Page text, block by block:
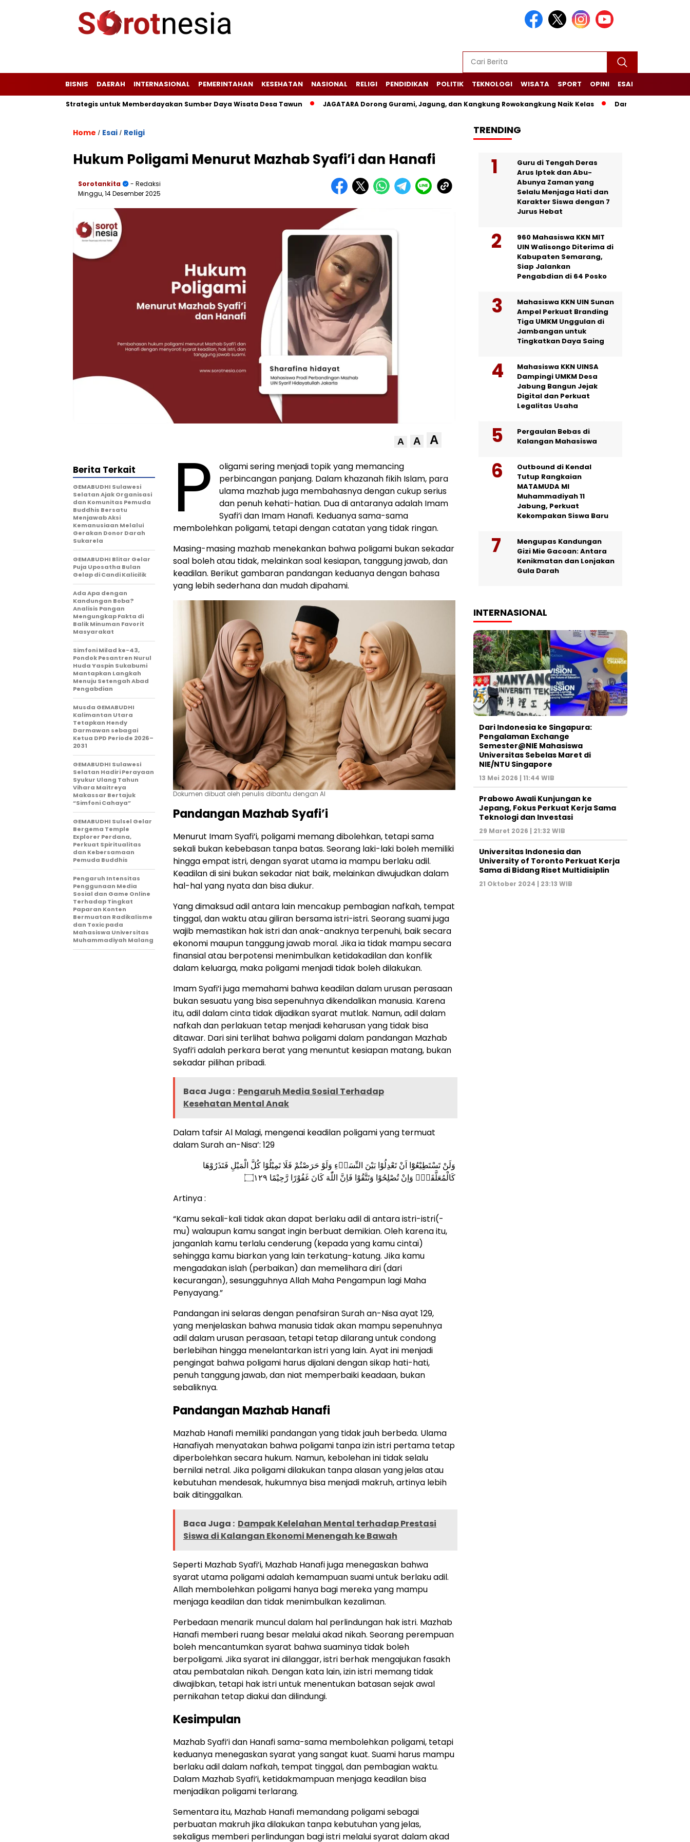
BISNIS DAERAH INTERNASIONAL PEMERINTAHAN KESEHATAN NASIONAL RELIGI PENDIDIKAN POLITIK TEKNOLOGI WISATA SPORT OPINI ESAI
Potensi Strategis untuk Memberdayakan Sumber Daya Wisata Desa Tawun JAGATARA Dorong Gurami, Jagung, dan Kangkung Rowokangkung Naik Kelas Dari Limbah Menjadi
Home / Esai / Religi
Hukum Poligami Menurut Mazhab Syafi’i dan Hanafi
Sorotankita
- Redaksi
Minggu, 14 Desember 2025
A A A
P
oligami sering menjadi topik yang memancing
perbincangan panjang. Dalam khazanah fikih Islam, para
ulama mazhab juga membahasnya dengan cukup serius
dan penuh kehati-hatian. Dua di antaranya adalah Imam
Syafi’i dan Imam Hanafi. Keduanya sama-sama
membolehkan poligami, tetapi dengan catatan yang tidak ringan.
Masing-masing mazhab menekankan bahwa poligami bukan sekadar
soal boleh atau tidak, melainkan soal kesiapan, tanggung jawab, dan
keadilan. Berikut gambaran pandangan keduanya dengan bahasa
yang lebih sederhana dan mudah dipahami.
Dokumen dibuat oleh penulis dibantu dengan AI
Pandangan Mazhab Syafi’i
Menurut Imam Syafi’i, poligami memang dibolehkan, tetapi sama
sekali bukan kebebasan tanpa batas. Seorang laki-laki boleh memiliki
hingga empat istri, dengan syarat utama ia mampu berlaku adil.
Keadilan di sini bukan sekadar niat baik, melainkan diwujudkan dalam
hal-hal yang nyata dan bisa diukur.
Yang dimaksud adil antara lain mencakup pembagian nafkah, tempat
tinggal, dan waktu atau giliran bersama istri-istri. Seorang suami juga
wajib memastikan hak istri dan anak-anaknya terpenuhi, baik secara
ekonomi maupun tanggung jawab moral. Jika ia tidak mampu secara
finansial atau berpotensi menimbulkan ketidakadilan dan konflik
dalam keluarga, maka poligami menjadi tidak boleh dilakukan.
Imam Syafi’i juga memahami bahwa keadilan dalam urusan perasaan
bukan sesuatu yang bisa sepenuhnya dikendalikan manusia. Karena
itu, adil dalam cinta tidak dijadikan syarat mutlak. Namun, adil dalam
nafkah dan perlakuan tetap menjadi keharusan yang tidak bisa
ditawar. Dari sini terlihat bahwa poligami dalam pandangan Mazhab
Syafi’i adalah perkara berat yang menuntut kesiapan matang, bukan
sekadar pilihan pribadi.
Baca Juga : Pengaruh Media Sosial Terhadap
Kesehatan Mental Anak
Dalam tafsir Al Malagi, mengenai keadilan poligami yang termuat
dalam Surah an-Nisa’: 129
وَلَنْ تَسْتَطِيْعُوْٓا اَنْ تَعْدِلُوْا بَيْنَ النِّسَاۤءِ وَلَوْ حَرَصْتُمْ فَلَا تَمِيْلُوْا كُلَّ الْمَيْلِ فَتَذَرُوْهَا
كَالْمُعَلَّقَةِۗ وَاِنْ تُصْلِحُوْا وَتَتَّقُوْا فَاِنَّ اللّٰهَ كَانَ غَفُوْرًا رَّحِيْمًا ۝١٢٩
Artinya :
“Kamu sekali-kali tidak akan dapat berlaku adil di antara istri-istri(-
mu) walaupun kamu sangat ingin berbuat demikian. Oleh karena itu,
janganlah kamu terlalu cenderung (kepada yang kamu cintai)
sehingga kamu biarkan yang lain terkatung-katung. Jika kamu
mengadakan islah (perbaikan) dan memelihara diri (dari
kecurangan), sesungguhnya Allah Maha Pengampun lagi Maha
Penyayang.”
Pandangan ini selaras dengan penafsiran Surah an-Nisa ayat 129,
yang menjelaskan bahwa manusia tidak akan mampu sepenuhnya
adil dalam urusan perasaan, tetapi tetap dilarang untuk condong
berlebihan hingga menelantarkan istri yang lain. Ayat ini menjadi
pengingat bahwa poligami harus dijalani dengan sikap hati-hati,
penuh tanggung jawab, dan niat memperbaiki keadaan, bukan
sebaliknya.
Pandangan Mazhab Hanafi
Mazhab Hanafi memiliki pandangan yang tidak jauh berbeda. Ulama
Hanafiyah menyatakan bahwa poligami tanpa izin istri pertama tetap
diperbolehkan secara hukum. Namun, kebolehan ini tidak selalu
bernilai netral. Jika poligami dilakukan tanpa alasan yang jelas atau
kebutuhan mendesak, hukumnya bisa menjadi makruh, artinya lebih
baik ditinggalkan.
Baca Juga : Dampak Kelelahan Mental terhadap Prestasi
Siswa di Kalangan Ekonomi Menengah ke Bawah
Seperti Mazhab Syafi’i, Mazhab Hanafi juga menegaskan bahwa
syarat utama poligami adalah kemampuan suami untuk berlaku adil.
Allah membolehkan poligami hanya bagi mereka yang mampu
menjaga keadilan dan tidak menimbulkan kezaliman.
Perbedaan menarik muncul dalam hal perlindungan hak istri. Mazhab
Hanafi memberi ruang besar melalui akad nikah. Seorang perempuan
boleh mencantumkan syarat bahwa suaminya tidak boleh
berpoligami. Jika syarat ini dilanggar, istri berhak mengajukan fasakh
atau pembatalan nikah. Dengan kata lain, izin istri memang tidak
diwajibkan, tetapi hak istri untuk menentukan batasan sejak awal
pernikahan tetap diakui dan dilindungi.
Kesimpulan
Mazhab Syafi’i dan Hanafi sama-sama membolehkan poligami, tetapi
keduanya menegaskan syarat yang sangat kuat. Suami harus mampu
berlaku adil dalam nafkah, tempat tinggal, dan pembagian waktu.
Dalam Mazhab Syafi’i, ketidakmampuan menjaga keadilan bisa
menjadikan poligami terlarang.
Sementara itu, Mazhab Hanafi memandang poligami sebagai
perbuatan makruh jika dilakukan tanpa kebutuhan yang jelas,
sekaligus memberi perlindungan bagi istri melalui syarat dalam akad
Berita Terkait
GEMABUDHI Sulawesi
Selatan Ajak Organisasi
dan Komunitas Pemuda
Buddhis Bersatu
Menjawab Aksi
Kemanusiaan Melalui
Gerakan Donor Darah
Sukarela
GEMABUDHI Blitar Gelar
Puja Uposatha Bulan
Gelap di Candi Kalicilik
Ada Apa dengan
Kandungan Boba?
Analisis Pangan
Mengungkap Fakta di
Balik Minuman Favorit
Masyarakat
Simfoni Milad ke-43,
Pondok Pesantren Nurul
Huda Yaspin Sukabumi
Mantapkan Langkah
Menuju Setengah Abad
Pengabdian
Musda GEMABUDHI
Kalimantan Utara
Tetapkan Hendy
Darmawan sebagai
Ketua DPD Periode 2026–
2031
GEMABUDHI Sulawesi
Selatan Hadiri Perayaan
Syukur Ulang Tahun
Vihara Maitreya
Makassar Bertajuk
“Simfoni Cahaya”
GEMABUDHI Sulsel Gelar
Bergema Temple
Explorer Perdana,
Perkuat Spiritualitas
dan Kebersamaan
Pemuda Buddhis
Pengaruh Intensitas
Penggunaan Media
Sosial dan Game Online
Terhadap Tingkat
Paparan Konten
Bermuatan Radikalisme
dan Toxic pada
Mahasiswa Universitas
Muhammadiyah Malang
TRENDING
Guru di Tengah Deras
Arus Iptek dan Abu-
Abunya Zaman yang
Selalu Menjaga Hati dan
Karakter Siswa dengan 7
Jurus Hebat
960 Mahasiswa KKN MIT
UIN Walisongo Diterima di
Kabupaten Semarang,
Siap Jalankan
Pengabdian di 64 Posko
Mahasiswa KKN UIN Sunan
Ampel Perkuat Branding
Tiga UMKM Unggulan di
Jambangan untuk
Tingkatkan Daya Saing
Mahasiswa KKN UINSA
Dampingi UMKM Desa
Jabung Bangun Jejak
Digital dan Perkuat
Legalitas Usaha
Pergaulan Bebas di
Kalangan Mahasiswa
Outbound di Kendal
Tutup Rangkaian
MATAMUDA MI
Muhammadiyah 11
Jabung, Perkuat
Kekompakan Siswa Baru
Mengupas Kandungan
Gizi Mie Gacoan: Antara
Kenikmatan dan Lonjakan
Gula Darah
INTERNASIONAL
Dari Indonesia ke Singapura:
Pengalaman Exchange
Semester@NIE Mahasiswa
Universitas Sebelas Maret di
NIE/NTU Singapore
13 Mei 2026 | 11:44 WIB
Prabowo Awali Kunjungan ke
Jepang, Fokus Perkuat Kerja Sama
Teknologi dan Investasi
29 Maret 2026 | 21:32 WIB
Universitas Indonesia dan
University of Toronto Perkuat Kerja
Sama di Bidang Riset Multidisiplin
21 Oktober 2024 | 23:13 WIB